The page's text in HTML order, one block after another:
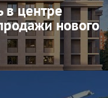
центре
нового